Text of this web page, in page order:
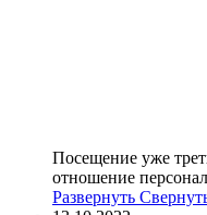
Посещение уже
отношение
Развернуть